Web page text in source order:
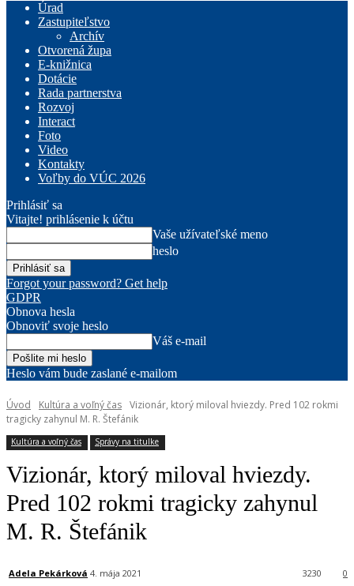
Úrad
Zastupiteľstvo
Archív
Otvorená župa
E-knižnica
Dotácie
Rada partnerstva
Rozvoj
Interact
Foto
Video
Kontakty
Voľby do VÚC 2026
Prihlásiť sa
Vitajte! prihlásenie k účtu
Vaše užívateľské meno
heslo
Forgot your password? Get help
GDPR
Obnova hesla
Obnoviť svoje heslo
Váš e-mail
Heslo vám bude zaslané e-mailom
Úvod Kultúra a voľný čas Vizionár, ktorý miloval hviezdy. Pred 102 rokmi
tragicky zahynul M. R. Štefánik
Kultúra a voľný čas Správy na titulke
Vizionár, ktorý miloval hviezdy.
Pred 102 rokmi tragicky zahynul
M. R. Štefánik
Adela Pekárková 4. mája 2021 0
3230